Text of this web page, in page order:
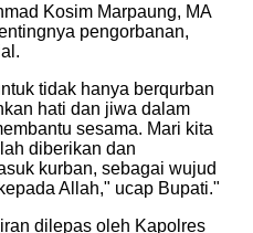
Kosim Marpaung, MA
pengorbanan,
tidak hanya berqurban
hati dan jiwa dalam
sesama. Mari kita
diberikan dan
kurban, sebagai wujud
Allah," ucap Bupati."
dilepas oleh Kapolres